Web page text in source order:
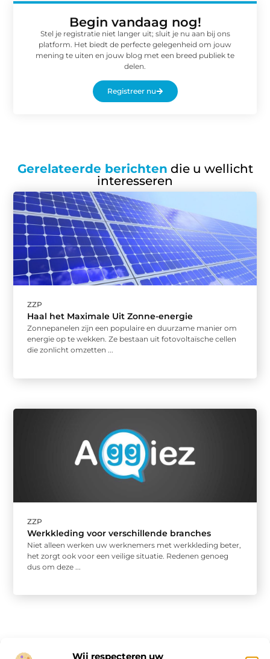
Wij respecteren uw
Begin vandaag nog!
Stel je registratie niet langer uit; sluit je nu aan bij ons
platform. Het biedt de perfecte gelegenheid om jouw
mening te uiten en jouw blog met een breed publiek te
delen.
Registreer nu
Gerelateerde berichten die u wellicht
interesseren
ZZP
Haal het Maximale Uit Zonne-energie
Zonnepanelen zijn een populaire en duurzame manier om
energie op te wekken. Ze bestaan uit fotovoltaïsche cellen
die zonlicht omzetten ...
ZZP
Werkkleding voor verschillende branches
Niet alleen werken uw werknemers met werkkleding beter,
het zorgt ook voor een veilige situatie. Redenen genoeg
dus om deze ...